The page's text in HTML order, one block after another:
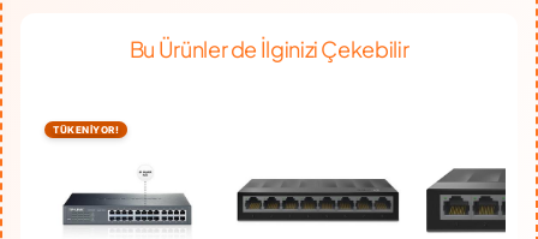
Bu Ürünler de İlginizi Çekebilir
TÜKENİYOR!